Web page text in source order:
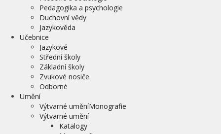
Pedagogika a psychologie
Duchovní vědy
Jazykověda
Učebnice
Jazykové
Střední školy
Základní školy
Zvukové nosiče
Odborné
Umění
Výtvarné uměníMonografie
Výtvarné umění
Katalogy